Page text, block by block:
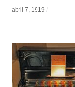
abril 7, 1919 /
abril 7, 1919 /